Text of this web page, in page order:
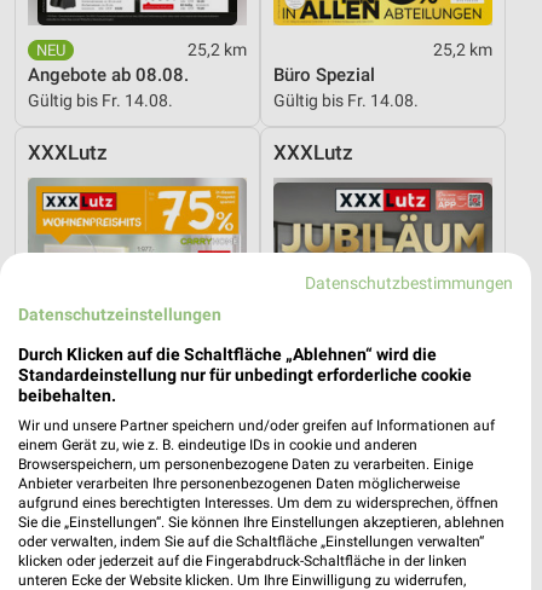
25,2 km
Angebote ab 08.08.
Gültig bis Fr. 14.08.
25,2 km
Büro Spezial
Gültig bis Fr. 14.08.
XXXLutz
25,2 km
Wohnenpreishits
Gültig bis Fr. 14.08.
XXXLutz
25,2 km
Angebote ab 08.08.
Gültig bis Fr. 14.08.
Datenschutzbestimmungen
Datenschutzeinstellungen
Durch Klicken auf die Schaltfläche „Ablehnen“ wird die
Standardeinstellung nur für unbedingt erforderliche cookie
beibehalten.
Wir und unsere Partner speichern und/oder greifen auf Informationen auf
einem Gerät zu, wie z. B. eindeutige IDs in cookie und anderen
Browserspeichern, um personenbezogene Daten zu verarbeiten. Einige
Anbieter verarbeiten Ihre personenbezogenen Daten möglicherweise
aufgrund eines berechtigten Interesses. Um dem zu widersprechen, öffnen
Sie die „Einstellungen“. Sie können Ihre Einstellungen akzeptieren, ablehnen
oder verwalten, indem Sie auf die Schaltfläche „Einstellungen verwalten“
klicken oder jederzeit auf die Fingerabdruck-Schaltfläche in der linken
unteren Ecke der Website klicken. Um Ihre Einwilligung zu widerrufen,